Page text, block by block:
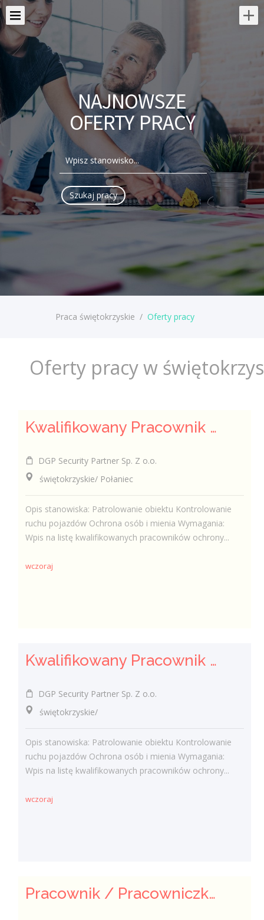
NAJNOWSZE
OFERTY PRACY
Praca świętokrzyskie / Oferty pracy
Oferty pracy w
Kwalifikowany Pracownik Ochrony z Pozwoleniem na Broń (K/M)
DGP Security Partner Sp. Z o.o.
świętokrzyskie/ Połaniec
Opis stanowiska: Patrolowanie obiektu Kontrolowanie
ruchu pojazdów Ochrona osób i mienia Wymagania:
Wpis na listę kwalifikowanych pracowników ochrony...
wczoraj
Kwalifikowany Pracownik Ochrony z Pozwoleniem na Broń (K/M)
DGP Security Partner Sp. Z o.o.
świętokrzyskie/
Opis stanowiska: Patrolowanie obiektu Kontrolowanie
ruchu pojazdów Ochrona osób i mienia Wymagania:
Wpis na listę kwalifikowanych pracowników ochrony...
wczoraj
Pracownik / Pracowniczka Ochrony z Pozwoleniem na Broń